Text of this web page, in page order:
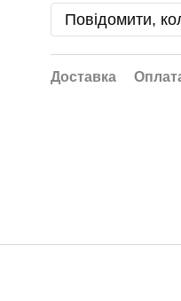
Повідомити,
Доставка